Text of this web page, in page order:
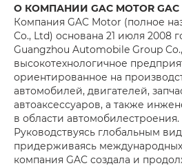
О КОМПАНИИ GAC MOTOR GAC
Компания GAC Motor (полное
Co., Ltd) основана 21 июля 2008
Guangzhou Automobile Group
высокотехнологичное
ориентированное на
автомобилей, двигателей,
автоаксессуаров, а также
в области автомобилестроения.
Руководствуясь глобальным
придерживаясь международных
компания GAC создала и